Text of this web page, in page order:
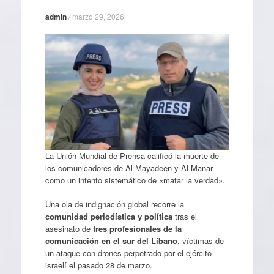
admin/ marzo 29, 2026
​La Unión Mundial de Prensa calificó la muerte de
los comunicadores de Al Mayadeen y Al Manar
como un intento sistemático de «matar la verdad».
Una ola de indignación global recorre la
comunidad periodística y política tras el
asesinato detres profesionales de la
comunicación en el sur del Líbano, víctimas de
un ataque con drones perpetrado por el ejército
israelí el pasado 28 de marzo.